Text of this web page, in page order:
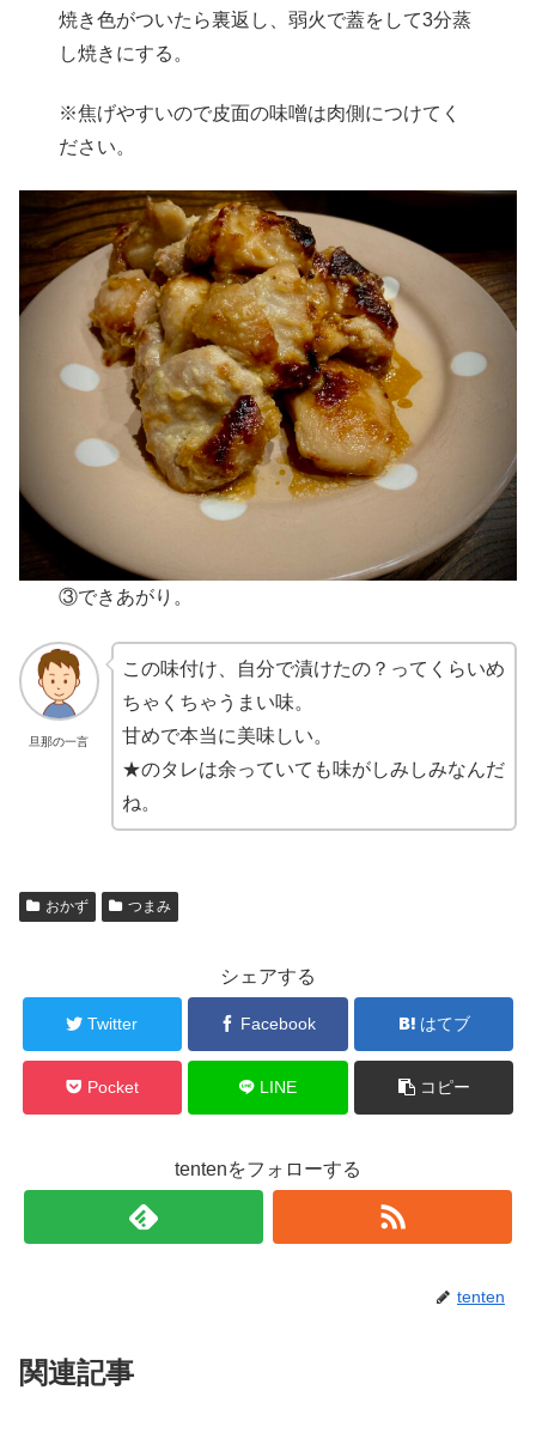
焼き色がついたら裏返し、弱火で蓋をして3分蒸
し焼きにする。
※焦げやすいので皮面の味噌は肉側につけてく
ださい。
③できあがり。
旦那の一言
この味付け、自分で漬けたの？ってくらいめ
ちゃくちゃうまい味。
甘めで本当に美味しい。
★のタレは余っていても味がしみしみなんだ
ね。
おかず つまみ
シェアする
Twitter Facebook はてブ
Pocket LINE コピー
tentenをフォローする
tenten
関連記事